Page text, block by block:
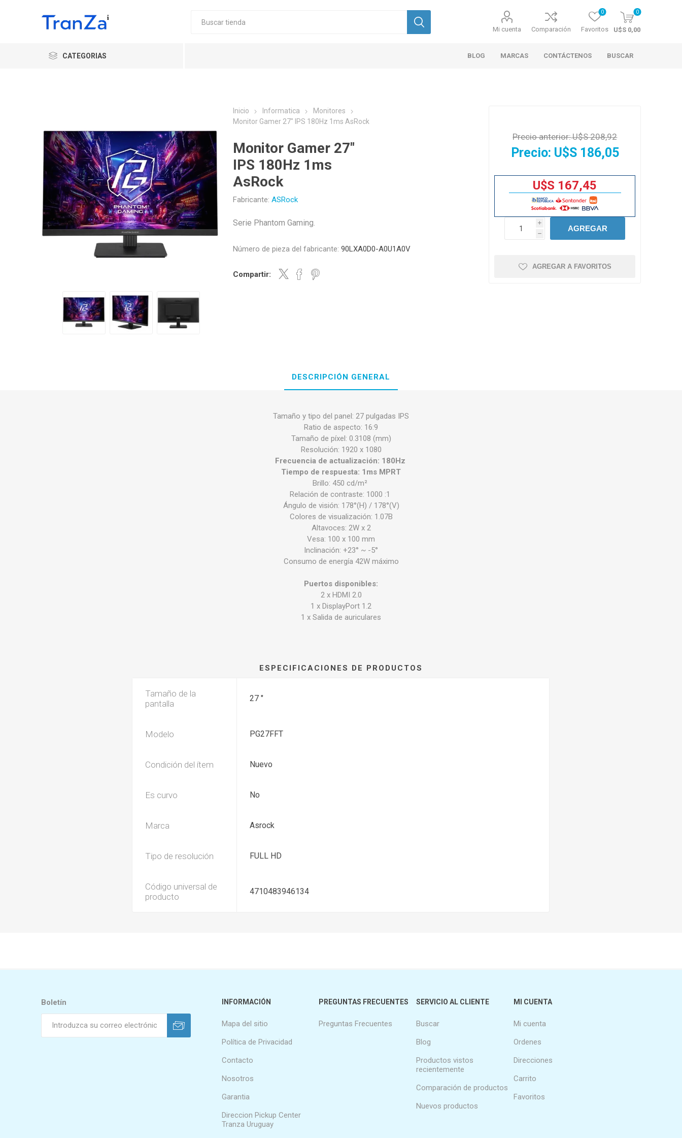
Mi cuenta Comparación Favoritos
0 0
U$S 0,00
CATEGORIAS BLOG MARCAS CONTÁCTENOS BUSCAR
Inicio Informatica
Monitores
Monitor Gamer 27" IPS 180Hz 1ms AsRock
Monitor Gamer 27"
IPS 180Hz 1ms
AsRock
Fabricante: ASRock
Serie Phantom Gaming.
Número de pieza del fabricante: 90LXA0D0-A0U1A0V
Compartir:
Precio anterior:U$S 208,92
Precio: U$S 186,05
U$S 167,45
i
h
AGREGAR
AGREGAR A FAVORITOS
DESCRIPCIÓN GENERAL
Tamaño y tipo del panel: 27 pulgadas IPS
Ratio de aspecto: 16:9
Tamaño de píxel: 0.3108 (mm)
Resolución: 1920 x 1080
Frecuencia de actualización: 180Hz
Tiempo de respuesta: 1ms MPRT
Brillo: 450 cd/m²
Relación de contraste: 1000 :1
Ángulo de visión: 178°(H) / 178°(V)
Colores de visualización: 1.07B
Altavoces: 2W x 2
Vesa: 100 x 100 mm
Inclinación: +23° ~ -5°
Consumo de energía 42W máximo
Puertos disponibles:
2 x HDMI 2.0
1 x DisplayPort 1.2
1 x Salida de auriculares
ESPECIFICACIONES DE PRODUCTOS
Tamaño de la
pantalla
27 "
Modelo PG27FFT
Condición del ítem Nuevo
Es curvo No
Marca Asrock
Tipo de resolución FULL HD
Código universal de
producto
4710483946134
Boletín INFORMACIÓN
Mapa del sitio
Política de Privacidad
Contacto
Nosotros
Garantia
Direccion Pickup Center
Tranza Uruguay
PREGUNTAS FRECUENTES
Preguntas Frecuentes
SERVICIO AL CLIENTE
Buscar
Blog
Productos vistos
recientemente
Comparación de productos
Nuevos productos
MI CUENTA
Mi cuenta
Ordenes
Direcciones
Carrito
Favoritos